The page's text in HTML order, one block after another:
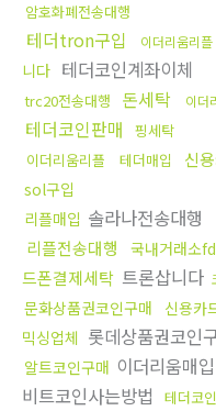
암호화폐전송대행
테더tron구입 이더리움리플
니다 테더코인계좌이체
trc20전송대행 돈세탁 이더
테더코인판매
핑세탁
이더리움리플
테더매입 신
sol구입
리플매입 솔라나전송대행
리플전송대행 국내거래소
드폰결제세탁 트론삽니다
문화상품권코인구매 신용카
믹싱업체 롯데상품권코인
알트코인구매 이더리움매입
비트코인사는방법 테더코